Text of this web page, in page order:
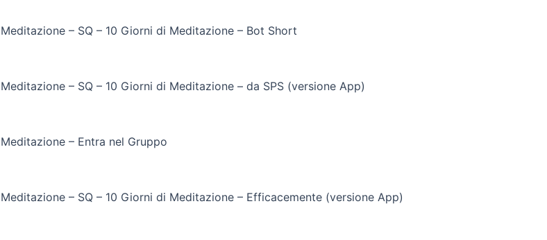
Meditazione – SQ – 10 Giorni di Meditazione – Bot Short
Meditazione – SQ – 10 Giorni di Meditazione – da SPS (versione App)
Meditazione – Entra nel Gruppo
Meditazione – SQ – 10 Giorni di Meditazione – Efficacemente (versione App)